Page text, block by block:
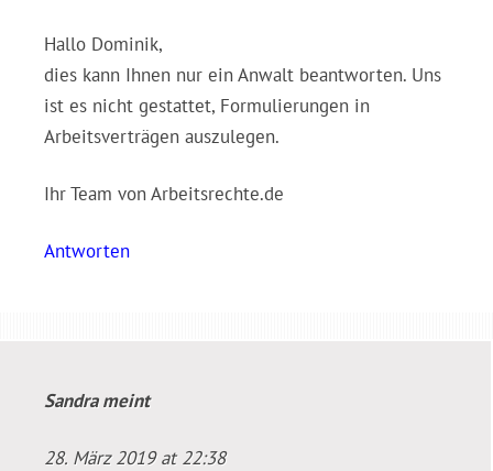
Hallo Dominik,
dies kann Ihnen nur ein Anwalt beantworten. Uns
ist es nicht gestattet, Formulierungen in
Arbeitsverträgen auszulegen.
Ihr Team von Arbeitsrechte.de
Antworten
Sandrameint
28. März 2019 at 22:38